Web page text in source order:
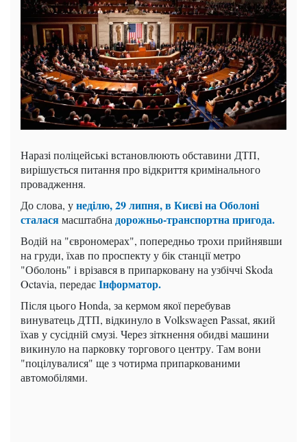
Наразі поліцейські встановлюють обставини ДТП,
вирішується питання про відкриття кримінального
провадження.
До слова, унеділю, 29 липня, в Києві на Оболоні
сталасямасштабна дорожньо-транспортна пригода.
Водій на "єврономерах", попередньо трохи прийнявши
на груди, їхав по проспекту у бік станції метро
"Оболонь" і врізався в припарковану на узбіччі Skoda
Octavia, передаєІнформатор.
Після цього Honda, за кермом якої перебував
винуватець ДТП, відкинуло в Volkswagen Passat, який
їхав у сусідній смузі. Через зіткнення обидві машини
викинуло на парковку торгового центру. Там вони
"поцілувалися" ще з чотирма припаркованими
автомобілями.